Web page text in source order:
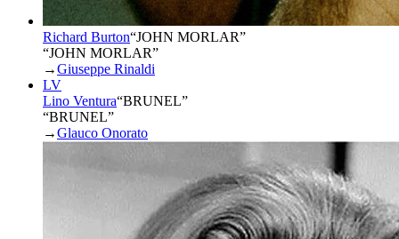
Richard Burton“JOHN MORLAR”
“JOHN MORLAR”
→Giuseppe Rinaldi
LV
Lino Ventura“BRUNEL”
“BRUNEL”
→Glauco Onorato